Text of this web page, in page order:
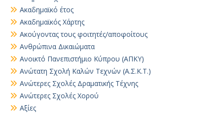
Ακαδημαϊκό έτος
Ακαδημαϊκός Χάρτης
Ακούγοντας τους φοιτητές/αποφοίτους
Ανθρώπινα Δικαιώματα
Ανοικτό Πανεπιστήμιο Κύπρου (ΑΠΚΥ)
Ανώτατη Σχολή Καλών Τεχνών (Α.Σ.Κ.Τ.)
Ανώτερες Σχολές Δραματικής Τέχνης
Ανώτερες Σχολές Χορού
Αξίες